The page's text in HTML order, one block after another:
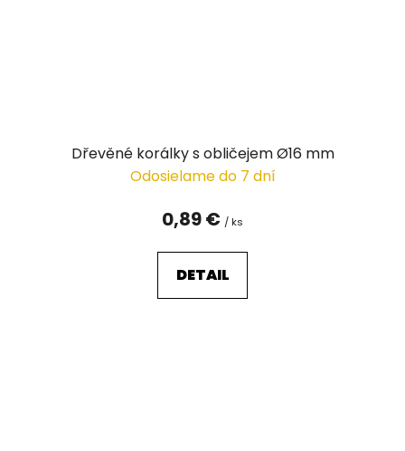
Dřevěné korálky s obličejem Ø16 mm
Odosielame do 7 dní
0,89 € / ks
DETAIL